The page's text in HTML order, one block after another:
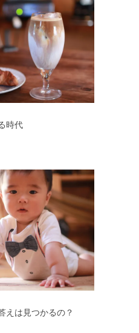
時代
えは見つかるの？